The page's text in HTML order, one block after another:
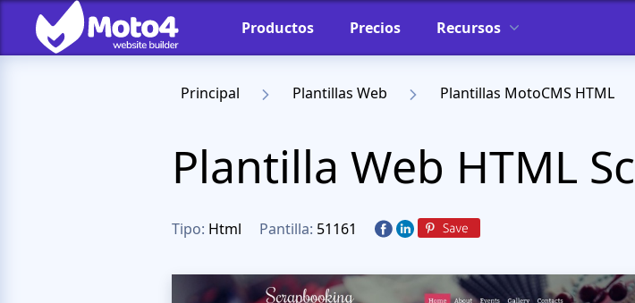
Productos Precios Recursos
Principal Plantillas Web Plantillas MotoCMS HTML
Plantilla Web HTML
Tipo: Html Pantilla: 51161